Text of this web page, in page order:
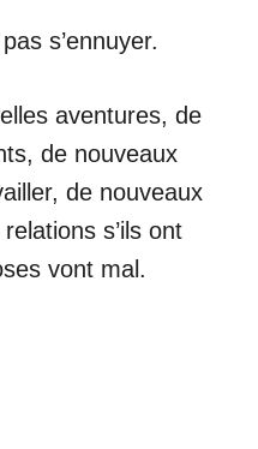
s’ennuyer.
aventures, de
de nouveaux
de nouveaux
s’ils ont
vont mal.